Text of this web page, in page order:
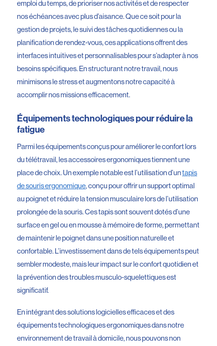
emploi du temps, de prioriser nos activités et de respecter
nos échéances avec plus d’aisance. Que ce soit pour la
gestion de projets, le suivi des tâches quotidiennes ou la
planification de rendez-vous, ces applications offrent des
interfaces intuitives et personnalisables pour s’adapter à nos
besoins spécifiques. En structurant notre travail, nous
minimisons le stress et augmentons notre capacité à
accomplir nos missions efficacement.
Équipements technologiques pour réduire la
fatigue
Parmi les équipements conçus pour améliorer le confort lors
du télétravail, les accessoires ergonomiques tiennent une
place de choix. Un exemple notable est l’utilisation d’untapis
de souris ergonomique, conçu pour offrir un support optimal
au poignet et réduire la tension musculaire lors de l’utilisation
prolongée de la souris. Ces tapis sont souvent dotés d’une
surface en gel ou en mousse à mémoire de forme, permettant
de maintenir le poignet dans une position naturelle et
confortable. L’investissement dans de tels équipements peut
sembler modeste, mais leur impact sur le confort quotidien et
la prévention des troubles musculo-squelettiques est
significatif.
En intégrant des solutions logicielles efficaces et des
équipements technologiques ergonomiques dans notre
environnement de travail à domicile, nous pouvons non